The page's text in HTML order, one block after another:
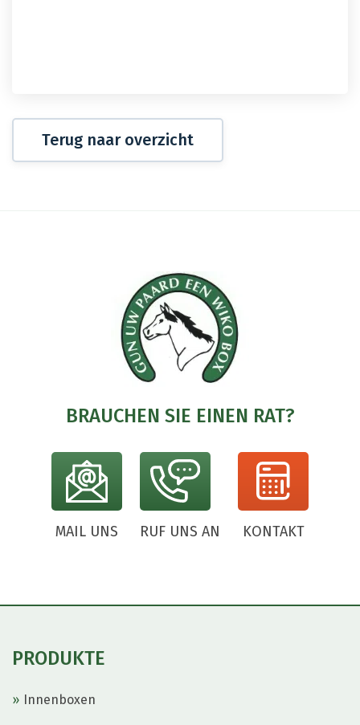
Terug naar overzicht
BRAUCHEN SIE EINEN RAT?
MAIL UNS RUF UNS AN KONTAKT
PRODUKTE
Innenboxen